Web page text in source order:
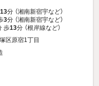
13分 （湘南新宿宇など）
3分 （湘南新宿宇など）
歩13分 （根岸線など）
区原宿1丁目